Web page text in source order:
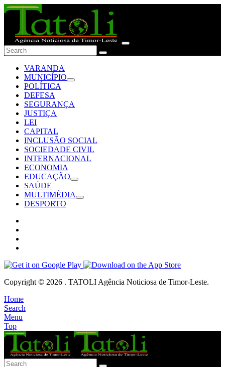
VARANDA
MUNICÍPIO
POLÍTICA
DEFESA
SEGURANÇA
JUSTIÇA
LEI
CAPITAL
INCLUSÃO SOCIAL
SOCIEDADE CIVIL
INTERNACIONAL
ECONOMIA
EDUCAÇÃO
SAÚDE
MULTIMÉDIA
DESPORTO
Copyright © 2026 . TATOLI Agência Noticiosa de Timor-Leste.
Home
Search
Menu
Top